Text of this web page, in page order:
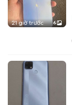
21 giờ trước 6